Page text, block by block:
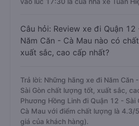
Câu hỏi: Review xe đi Quận
Năm Căn - Cà Mau nào có
xuất sắc, cao cấp nhất?
Trả lời: Những hãng xe đi Năm Căn
Sài Gòn chất lượng tốt, xuất sắc,
Phương Hồng Linh đi Quận 12 - Sài
Cà Mau với điểm chất lượng là 4.3/
giá của khách hàng).